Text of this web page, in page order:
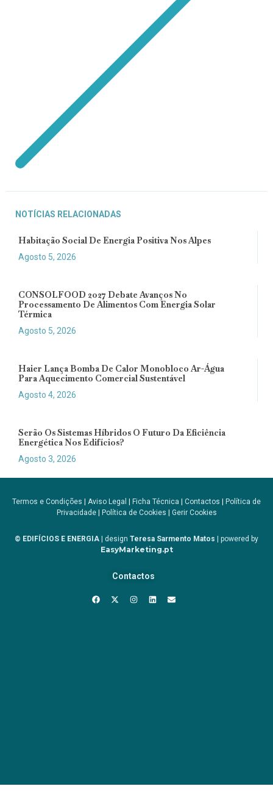
NOTÍCIAS RELACIONADAS
Habitação Social De Energia Positiva Nos Alpes
Agosto 5, 2026
CONSOLFOOD 2027 Debate Avanços No
Processamento De Alimentos Com Energia Solar
Térmica
Agosto 5, 2026
Haier Lança Bomba De Calor Monobloco Ar-Água
Para Aquecimento Comercial Sustentável
Agosto 4, 2026
Serão Os Sistemas Híbridos O Futuro Da Eficiência
Energética Nos Edifícios?
Agosto 3, 2026
Termos e Condições Aviso Legal Ficha Técnica Contactos
Política de
Privacidade| Política de Cookies Gerir Cookies
© EDIFÍCIOS E ENERGIA | design Teresa Sarmento Matos | powered by
EasyMarketing.pt
Contactos